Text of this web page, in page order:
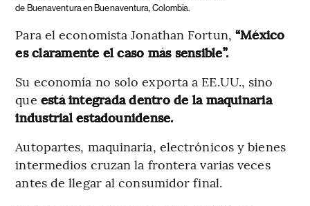
de Buenaventura en Buenaventura, Colombia.
Para el economista Jonathan Fortun, “México
es claramente el caso más sensible”.
Su economía no solo exporta a EE.UU., sino
que está integrada dentro de la maquinaria
industrial estadounidense.
Autopartes, maquinaria, electrónicos y bienes
intermedios cruzan la frontera varias veces
antes de llegar al consumidor final.